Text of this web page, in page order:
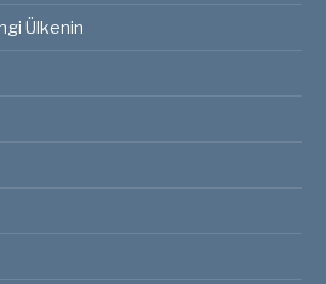
Ülkenin